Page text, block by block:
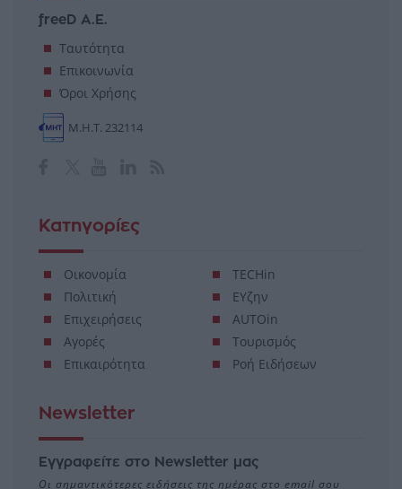
freeD Α.Ε.
Ταυτότητα
Επικοινωνία
Όροι Χρήσης
Μ.Η.Τ. 232114
Κατηγορίες
Οικονομία
Πολιτική
Επιχειρήσεις
Αγορές
Επικαιρότητα
TECHin
ΕΥζην
AUTOin
Τουρισμός
Ροή Ειδήσεων
Newsletter
Εγγραφείτε στο Newsletter μας
Οι σημαντικότερες ειδήσεις της ημέρας στο email σου